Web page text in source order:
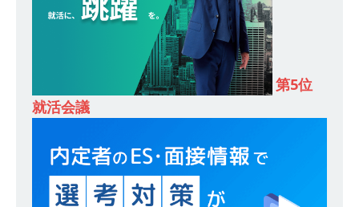
+各手当 ｜ 年間休日125日 ｜ オーク設備工業
体育会積極採用企業
[ 2026年5月13日 ] 【 28卒 ｜ 建築プロセスの一
部を体験できるイベント開催 】香川・大阪勤務
｜ 四国・関東エリアで圧倒的な存在感を誇る総
合建設会社（ゼネコン） ｜ 充実の福利厚生・資
日 ｜ 創立以来74年間黒字経営 ｜ 合田工務店
第5位
就活会議